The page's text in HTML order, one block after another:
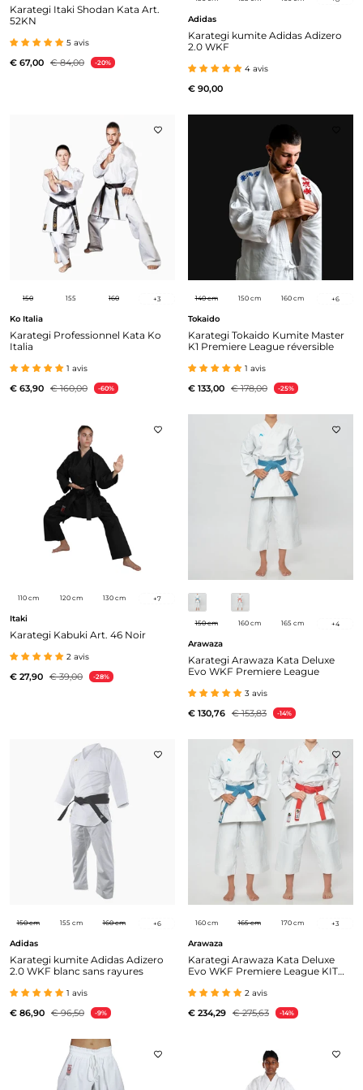
Karategi Itaki Shodan Kata Art.
52KN
5 avis
€ 67,00 € 84,00 -20%
Adidas
Karategi kumite Adidas Adizero
2.0 WKF
4 avis
€ 90,00
150 155 160 +3
Ko Italia
Karategi Professionnel Kata Ko
Italia
1 avis
€ 63,90 € 160,00 -60%
140 cm 150 cm 160 cm +6
Tokaido
Karategi Tokaido Kumite Master
K1 Premiere League réversible
1 avis
€ 133,00 € 178,00 -25%
110 cm 120 cm 130 cm +7
Itaki
Karategi Kabuki Art. 46 Noir
2 avis
€ 27,90 € 39,00 -28%
150 cm 160 cm 165 cm +4
Arawaza
Karategi Arawaza Kata Deluxe
Evo WKF Premiere League
3 avis
€ 130,76 € 153,83 -14%
150 cm 155 cm 160 cm +6
Adidas
Karategi kumite Adidas Adizero
2.0 WKF blanc sans rayures
1 avis
€ 86,90 € 96,50 -9%
160 cm 165 cm 170 cm +3
Arawaza
Karategi Arawaza Kata Deluxe
Evo WKF Premiere League KIT
2 avis
€ 234,29 € 275,63 -14%